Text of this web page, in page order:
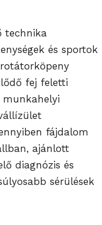
technika
és sportok
fej feletti
fájdalom
ajánlott
diagnózis és
sérülések